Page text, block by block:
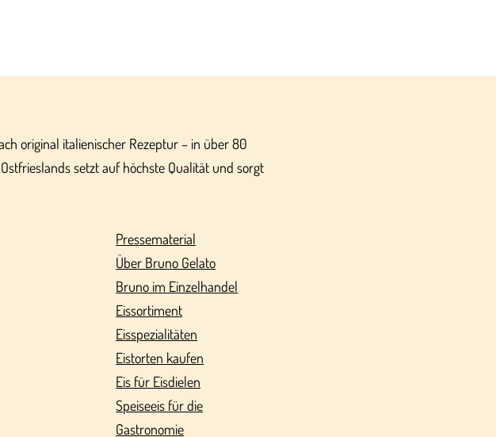
original italienischer Rezeptur – in über 80
setzt auf höchste Qualität und sorgt
Pressematerial
Über Bruno Gelato
Bruno im Einzelhandel
Eissortiment
Eisspezialitäten
Eistorten kaufen
Eis für Eisdielen
Speiseeis für die
Gastronomie